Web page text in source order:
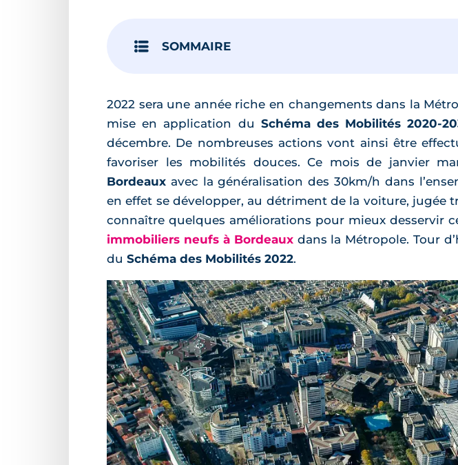
SOMMAIRE
2022 sera une année riche en changements dans la
mise en application du Schéma des Mobilités 2020-
décembre. De nombreuses actions vont ainsi être
favoriser les mobilités douces. Ce mois de janvier
Bordeaux avec la généralisation des 30km/h dans
en effet se développer, au détriment de la voiture, jugée
connaître quelques améliorations pour mieux desservir
immobiliers neufs à Bordeauxdans la Métropole. Tour
du Schéma des Mobilités 2022.